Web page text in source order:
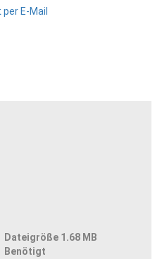
E-Mail
Dateigröße 1.68 MB
Benötigt